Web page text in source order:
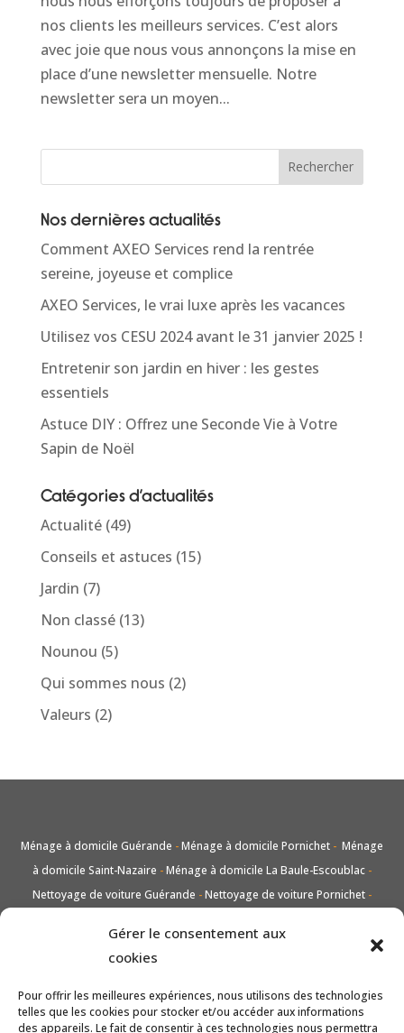
Gérer le consentement aux
cookies
Pour offrir les meilleures expériences, nous utilisons des technologies
telles que les cookies pour stocker et/ou accéder aux informations
des appareils. Le fait de consentir à ces technologies nous permettra
nos clients les meilleurs services. C’est alors
avec joie que nous vous annonçons la mise en
place d’une newsletter mensuelle. Notre
newsletter sera un moyen...
Rechercher
Nos dernières actualités
Comment AXEO Services rend la rentrée
sereine, joyeuse et complice
AXEO Services, le vrai luxe après les vacances
Utilisez vos CESU 2024 avant le 31 janvier 2025 !
Entretenir son jardin en hiver : les gestes
essentiels
Astuce DIY : Offrez une Seconde Vie à Votre
Sapin de Noël
Catégories d’actualités
Actualité(49)
Conseils et astuces (15)
Jardin (7)
Non classé(13)
Nounou (5)
Qui sommes nous (2)
Valeurs (2)
Ménage à domicile Guérande -Ménage à domicile Pornichet - Ménage
à domicile Saint-Nazaire -Ménage à domicile La Baule-Escoublac -
Nettoyage de voiture Guérande -Nettoyage de voiture Pornichet -
Lavage vitres et carreaux Guérande-
carreaux Pornichet -Lavage vitres et carreaux Saint-Nazaire
vitres et carreaux La Baule-Escoublac -Entretien de jardin taille et tonte
Guérande-Entretien de jardin taille et tonte Pornichet-Entretien de